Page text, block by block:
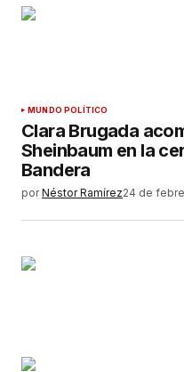
MUNDO POLÍTICO
Clara Brugada
Sheinbaum en la
Bandera
por Néstor Ramírez24 de